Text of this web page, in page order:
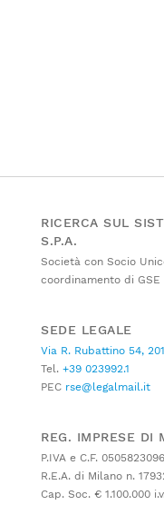
RICERCA SUL
S.P.A.
Società con Socio
coordinamento di GSE
SEDE LEGALE
Via R. Rubattino 54,
Tel. +39 023992.1
PEC rse@legalmail.it
REG. IMPRESE DI
P.IVA e C.F.
R.E.A. di Milano n.
Cap. Soc. € 1.100.000 i.v.